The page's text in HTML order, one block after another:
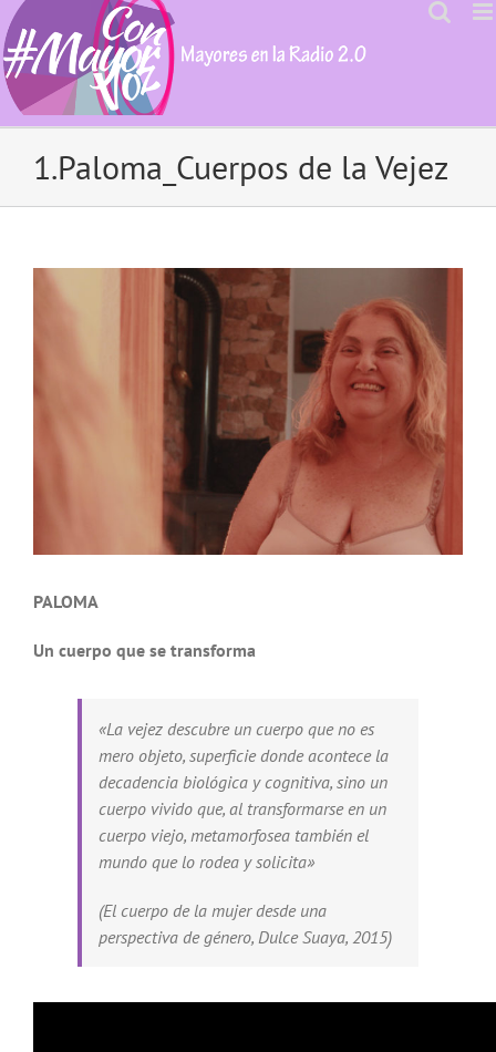
Skip
to
content
1.Paloma_Cuerpos de la Vejez
View
Larger
PALOMA
Un cuerpo que se transforma
«La vejez descubre un cuerpo que no es
mero objeto, superficie donde acontece la
decadencia biológica y cognitiva, sino un
cuerpo vivido que, al transformarse en un
cuerpo viejo, metamorfosea también el
mundo que lo rodea y solicita»
(El cuerpo de la mujer desde una
perspectiva de género, Dulce Suaya, 2015)